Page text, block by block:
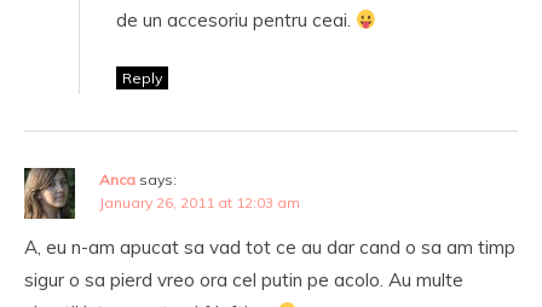
de un accesoriu pentru ceai.
Reply
Anca says:
January 26, 2011 at 12:03 am
A, eu n-am apucat sa vad tot ce au dar cand o sa am timp
sigur o sa pierd vreo ora cel putin pe acolo. Au multe